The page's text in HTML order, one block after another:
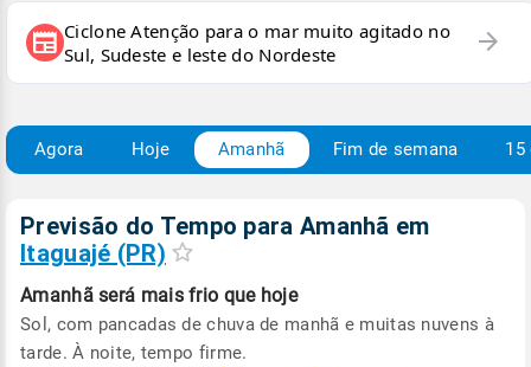
newspaper Ciclone Atenção para o mar muito agitado no
Sul, Sudeste e leste do Nordeste
arrow_forward
Agora Hoje Amanhã Fim de semana 15
Previsão do Tempo para Amanhã em
Itaguajé (PR)
Amanhã será mais frio que hoje
Sol, com pancadas de chuva de manhã e muitas nuvens à
tarde. À noite, tempo firme.